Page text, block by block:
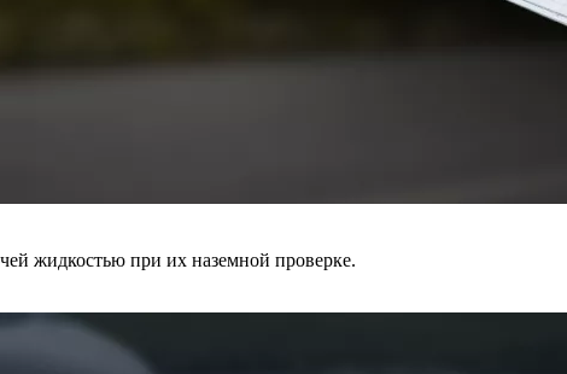
жидкостью при их наземной проверке.